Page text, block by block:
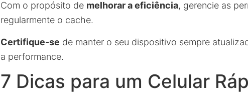
Com o propósito de melhorar a eficiência, gerencie as
regularmente o cache.
Certifique-se de manter o seu dispositivo sempre
a performance.
7 Dicas para um Celular